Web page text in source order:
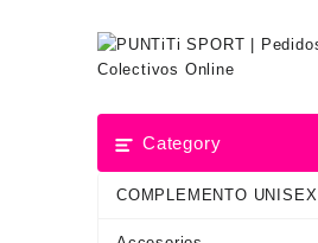
Category
COMPLEMENTO UNISEX